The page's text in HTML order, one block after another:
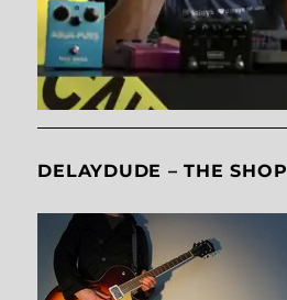
DELAYDUDE – THE SHOP